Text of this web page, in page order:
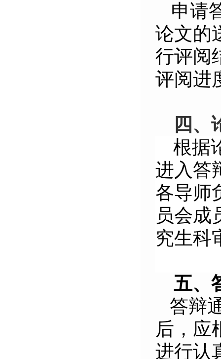
申请
论文的
行评阅
评阅进
四、
根据
进入答
各导师
员会成
究生科
五、
答辩
后，应
进行认